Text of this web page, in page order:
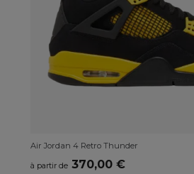
Air Jordan 4 Retro Thunder
à partir de 370,00 €